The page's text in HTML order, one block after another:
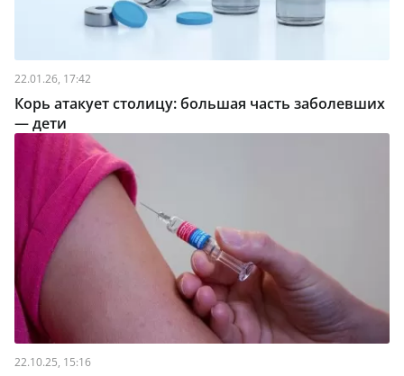
22.01.26, 17:42
Корь атакует столицу: большая часть заболевших
— дети
22.10.25, 15:16